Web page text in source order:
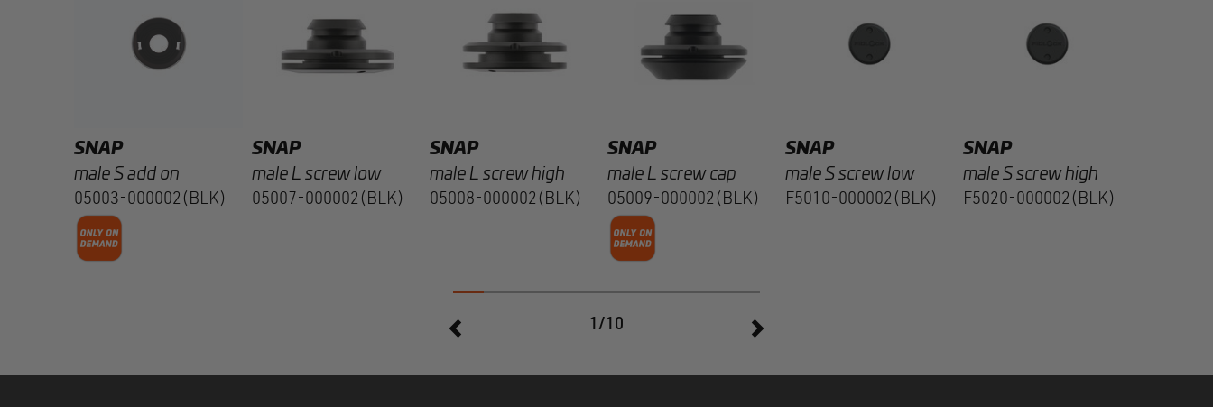
SNAP
male S add on
05003-000002(BLK)
SNAP
male L screw low
05007-000002(BLK)
SNAP
male L screw high
05008-000002(BLK)
SNAP
male L screw cap
05009-000002(BLK)
SNAP
male S screw low
F5010-000002(BLK)
SNAP
male S screw high
F5020-000002(BLK)
1/10